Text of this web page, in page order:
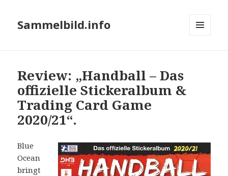
Sammelbild.info
Review: „Handball – Das
offizielle Stickeralbum &
Trading Card Game
2020/21“.
Blue
Ocean
bringt